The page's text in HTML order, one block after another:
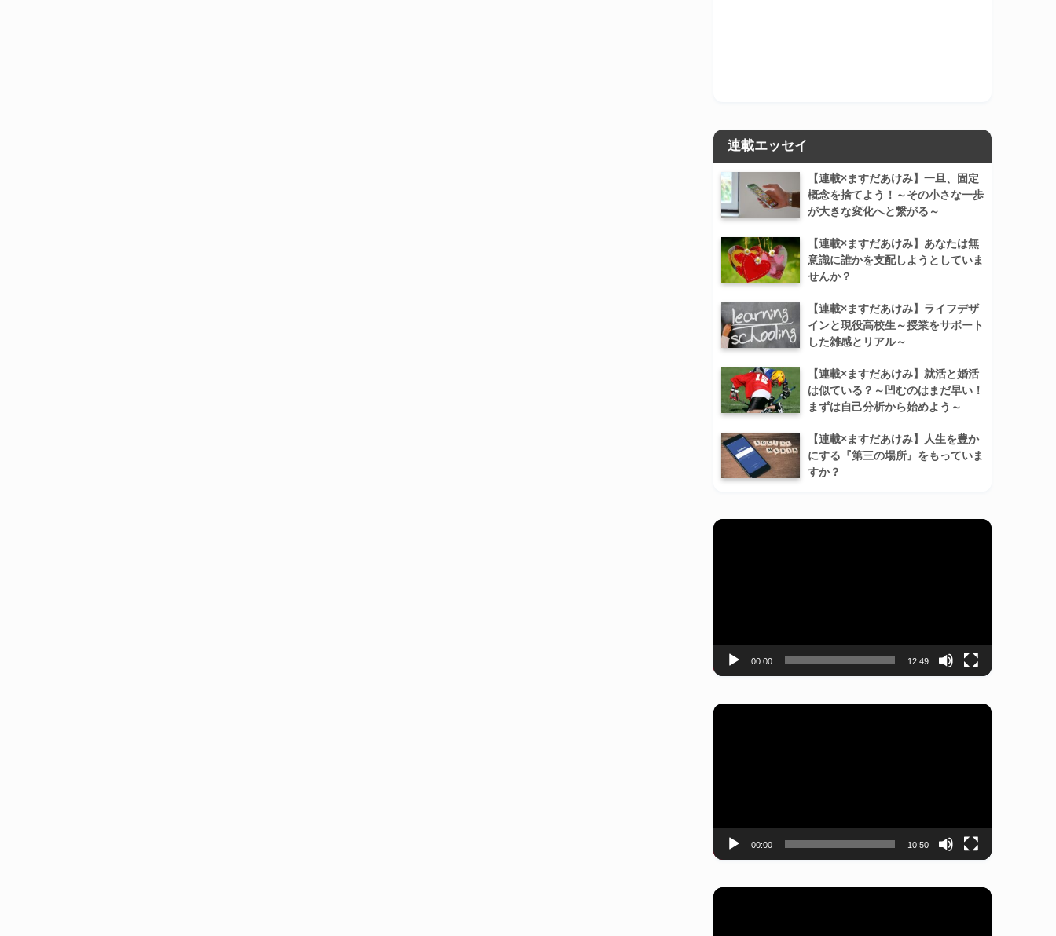
連載エッセイ
【連載×ますだあけみ】一旦、固定
概念を捨てよう！～その小さな一歩
が大きな変化へと繋がる～
【連載×ますだあけみ】あなたは無
意識に誰かを支配しようとしていま
せんか？
【連載×ますだあけみ】ライフデザ
インと現役高校生～授業をサポート
した雑感とリアル～
【連載×ますだあけみ】就活と婚活
は似ている？～凹むのはまだ早い！
まずは自己分析から始めよう～
【連載×ますだあけみ】人生を豊か
にする『第三の場所』をもっていま
すか？
動
ー
00:00 12:49
動
ー
00:00 10:50
動